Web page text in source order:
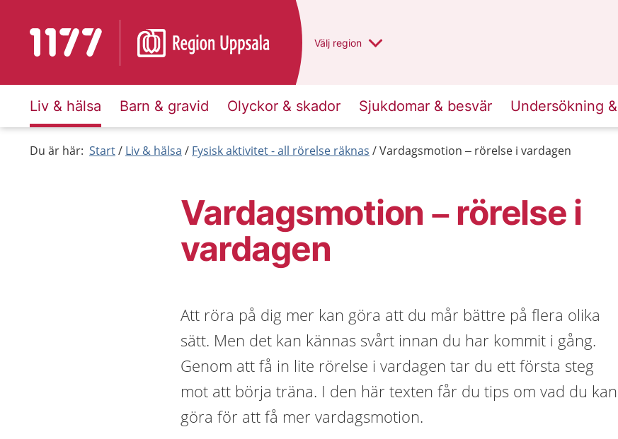
Till startsidan för 1177 Du har valt region
Välj en annan
region
Liv & hälsa Barn & gravid Olyckor & skador Sjukdomar & besvär Undersökning
Du är här: Start Liv & hälsa Fysisk aktivitet - all rörelse räknas Vardagsmotion – rörelse i vardagen
Vardagsmotion – rörelse i
vardagen
Att röra på dig mer kan göra att du mår bättre på flera olika
sätt. Men det kan kännas svårt innan du har kommit i gång.
Genom att få in lite rörelse i vardagen tar du ett första steg
mot att börja träna. I den här texten får du tips om vad du kan
göra för att få mer vardagsmotion.